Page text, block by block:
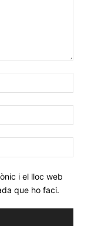
web:
i el lloc web
que ho faci.